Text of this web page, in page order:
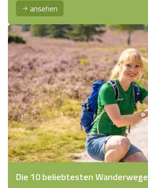
ansehen
Die 10 beliebtesten Wanderwege